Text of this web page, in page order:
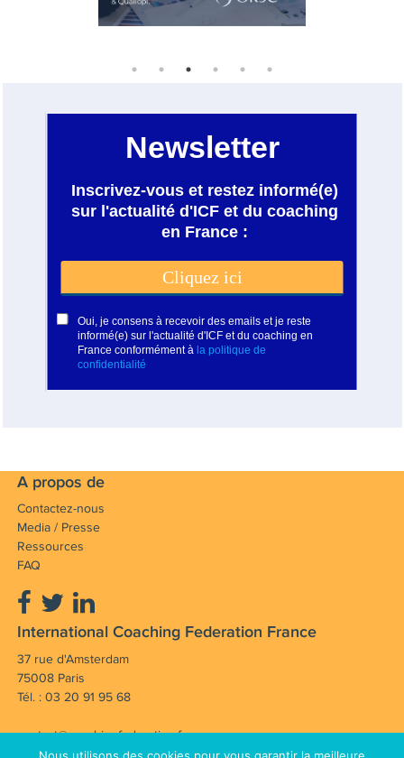
A propos de
Contactez-nous
Media / Presse
Ressources
FAQ
International Coaching Federation France
37 rue d'Amsterdam
75008 Paris
Tél. : 03 20 91 95 68
contact@coachingfederation.fr